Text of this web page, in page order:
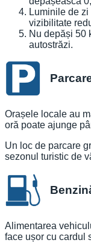
Luminile de
vizibilitate
Nu depăși 50
autostrăzi.
Orașele locale au
oră poate ajunge
Un loc de parcare
sezonul turistic de
Alimentarea
face ușor cu cardul